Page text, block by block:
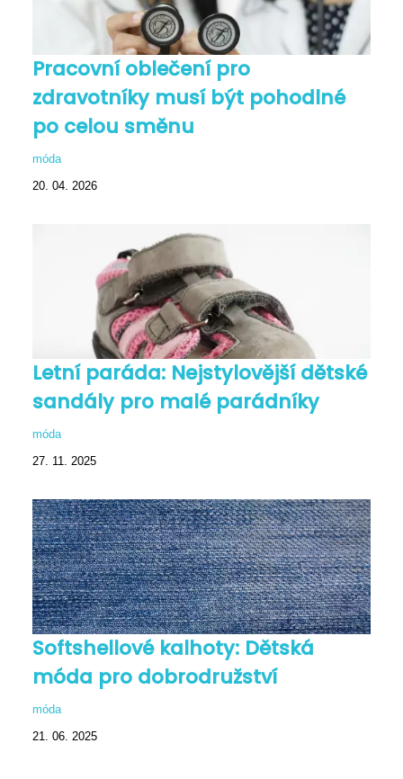
Pracovní oblečení pro
zdravotníky musí být pohodlné
po celou směnu
móda
20. 04. 2026
Letní paráda: Nejstylovější dětské
sandály pro malé parádníky
móda
27. 11. 2025
Softshellové kalhoty: Dětská
móda pro dobrodružství
móda
21. 06. 2025